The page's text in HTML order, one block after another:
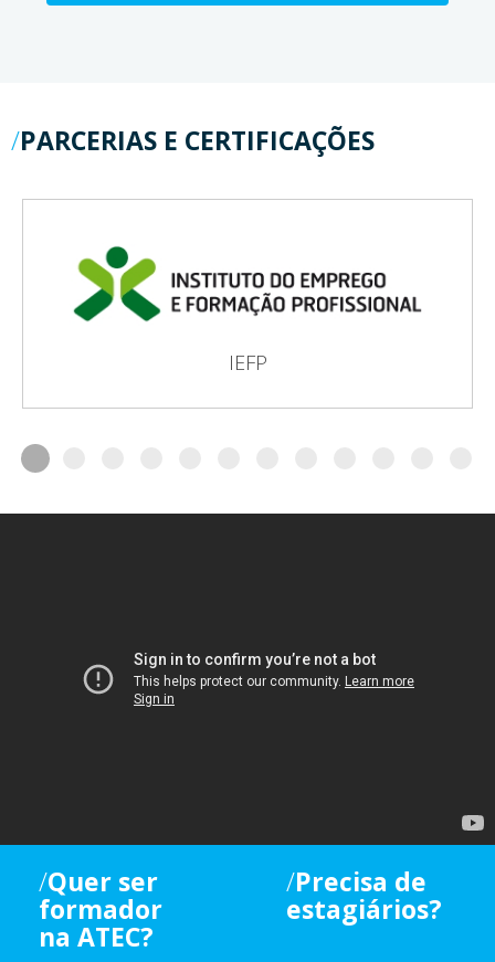
PARCERIAS E CERTIFICAÇÕES
IEFP
Quer ser
formador
na ATEC?
Precisa de
estagiários?